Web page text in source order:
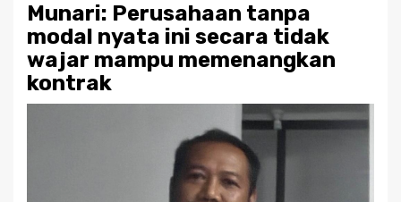
Munari: Perusahaan tanpa
modal nyata ini secara tidak
wajar mampu memenangkan
kontrak